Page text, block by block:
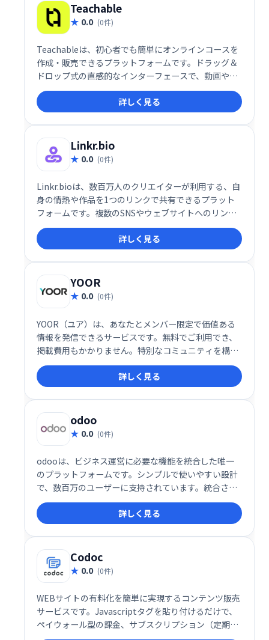
Teachable
0.0 (0件)
Teachableは、初心者でも簡単にオンラインコースを
作成・販売できるプラットフォームです。ドラッグ＆
ドロップ式の直感的なインターフェースで、動画やク
イズなどを自由に組み込み、プロフェッショナルなコ
ースを制作できます。高い自由度と柔軟性を備え、幅
広い学習ニーズに対応します。多くの利用者に支持さ
れ、オンライン教育ビジネスを始める最適な選択肢で
す。
詳しく見る
Linkr.bio
0.0 (0件)
Linkr.bioは、数百万人のクリエイターが利用する、自
身の情熱や作品を1つのリンクで共有できるプラット
フォームです。複数のSNSやウェブサイトへのリンク
をまとめて管理し、魅力的なプロフィールを作成でき
ます。簡単にアクセス可能なプロフィールで、ファン
とのエンゲージメントを向上させましょう。
詳しく見る
YOOR
0.0 (0件)
YOOR（ユア）は、あなたとメンバー限定で価値ある
情報を発信できるサービスです。無料でご利用でき、
掲載費用もかかりません。特別なコミュニティを構築
し、限定情報を共有したい方におすすめです。
詳しく見る
odoo
0.0 (0件)
odooは、ビジネス運営に必要な機能を統合した唯一
のプラットフォームです。シンプルで使いやすい設計
で、数百万のユーザーに支持されています。統合され
たアプリにより、業務効率化を実現し、ビジネスの成
長を支援します。
詳しく見る
Codoc
0.0 (0件)
WEBサイトの有料化を簡単に実現するコンテンツ販売
サービスです。Javascriptタグを貼り付けるだけで、
ペイウォール型の課金、サブスクリプション（定期購
読）、投げ銭（自由課金）、アフィリエイトプログラ